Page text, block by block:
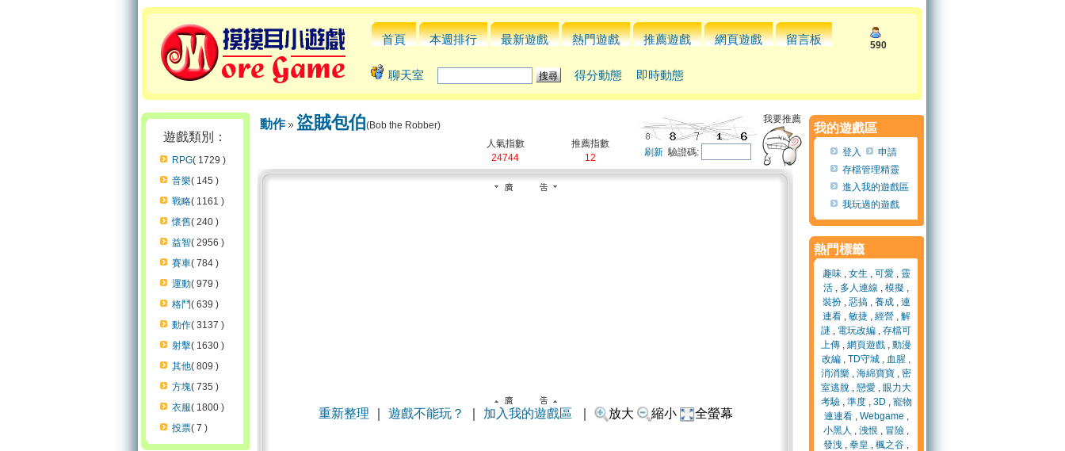
首頁 本週排行 最新遊戲 熱門遊戲 推薦遊戲 網頁遊戲 留言板 590
聊天室 得分動態 即時動態
遊戲類別：
RPG( 1729 )
音樂( 145 )
戰略( 1161 )
懷舊( 240 )
益智( 2956 )
賽車( 784 )
運動( 979 )
格鬥( 639 )
動作( 3137 )
射擊( 1630 )
其他( 809 )
方塊( 735 )
衣服( 1800 )
投票( 7 )
動作 盜賊包伯(Bob the Robber)
人氣指數
24744
推薦指數
12
刷新驗證碼:
我要推薦
重新整理 遊戲不能玩？ 加入我的遊戲區 放大 縮小 全螢幕
我的遊戲區
登入
申請
存檔管理精靈
進入我的遊戲區
我玩過的遊戲
熱門標籤
趣味, 女生 , 可愛, 靈
活 , 多人連線 , 模擬 ,
裝扮, 惡搞, 養成, 連
連看, 敏捷, 經營, 解
謎 , 電玩改編 , 存檔可
上傳 , 網頁遊戲 , 動漫
改編 , TD守城 , 血腥 ,
消消樂 , 海綿寶寶 , 密
室逃脫 , 戀愛 , 眼力大
考驗, 準度, 3D , 寵物
連連看, Webgame ,
小黑人 , 洩恨 , 冒險 ,
發洩 , 拳皇 , 楓之谷 ,